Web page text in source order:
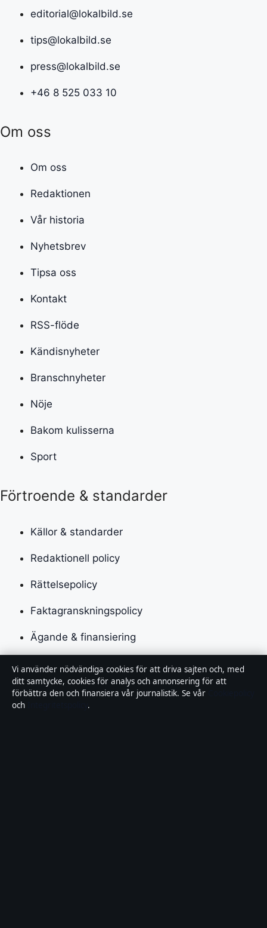
editorial@lokalbild.se
tips@lokalbild.se
press@lokalbild.se
+46 8 525 033 10
Om oss
Om oss
Redaktionen
Vår historia
Nyhetsbrev
Tipsa oss
Kontakt
RSS-flöde
Kändisnyheter
Branschnyheter
Nöje
Bakom kulisserna
Sport
Förtroende & standarder
Källor & standarder
Redaktionell policy
Rättelsepolicy
Faktagranskningspolicy
Ägande & finansiering
Integritetspolicy
Cookiepolicy
Vi använder nödvändiga cookies för att driva sajten och, med
ditt samtycke, cookies för analys och annonsering för att
förbättra den och finansiera vår journalistik. Se vår
och
.